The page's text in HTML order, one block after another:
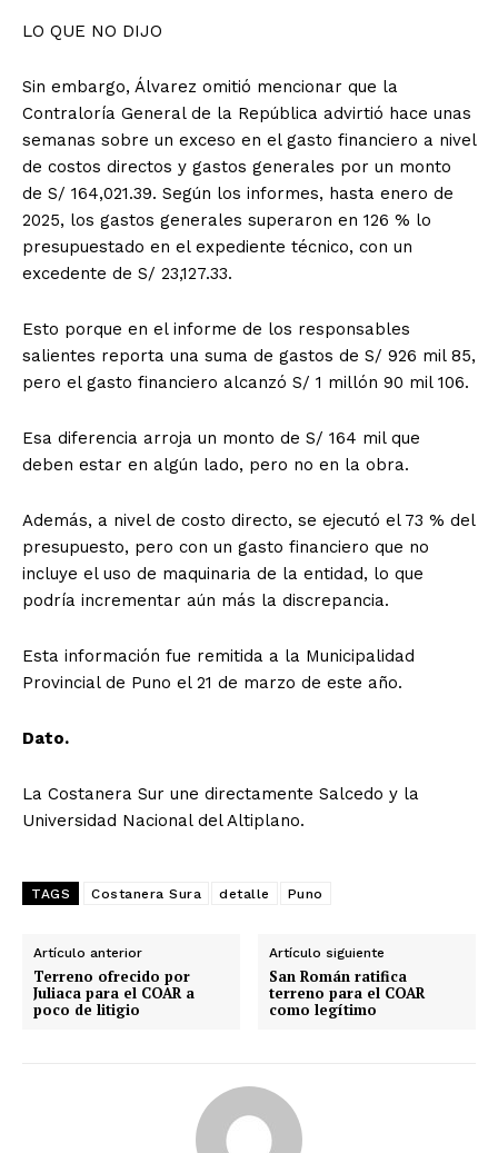
LO QUE NO DIJO
Sin embargo, Álvarez omitió mencionar que la
Contraloría General de la República advirtió hace unas
semanas sobre un exceso en el gasto financiero a nivel
de costos directos y gastos generales por un monto
de S/ 164,021.39. Según los informes, hasta enero de
2025, los gastos generales superaron en 126 % lo
presupuestado en el expediente técnico, con un
excedente de S/ 23,127.33.
Esto porque en el informe de los responsables
salientes reporta una suma de gastos de S/ 926 mil 85,
pero el gasto financiero alcanzó S/ 1 millón 90 mil 106.
Esa diferencia arroja un monto de S/ 164 mil que
deben estar en algún lado, pero no en la obra.
Además, a nivel de costo directo, se ejecutó el 73 % del
presupuesto, pero con un gasto financiero que no
incluye el uso de maquinaria de la entidad, lo que
podría incrementar aún más la discrepancia.
Esta información fue remitida a la Municipalidad
Provincial de Puno el 21 de marzo de este año.
Dato.
La Costanera Sur une directamente Salcedo y la
Universidad Nacional del Altiplano.
TAGS Costanera Sura detalle Puno
Artículo anterior
Terreno ofrecido por
Juliaca para el COAR a
poco de litigio
Artículo siguiente
San Román ratifica
terreno para el COAR
como legítimo